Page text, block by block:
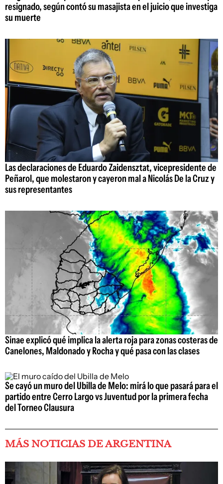
resignado, según contó su masajista en el juicio que investiga
su muerte
Las declaraciones de Eduardo Zaidensztat, vicepresidente de
Peñarol, que molestaron y cayeron mal a Nicolás De la Cruz y
sus representantes
Sinae explicó qué implica la alerta roja para zonas costeras de
Canelones, Maldonado y Rocha y qué pasa con las clases
Se cayó un muro del Ubilla de Melo: mirá lo que pasará para el
partido entre Cerro Largo vs Juventud por la primera fecha
del Torneo Clausura
MÁS NOTICIAS DE ARGENTINA